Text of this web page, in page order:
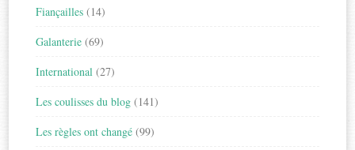
Fiançailles (14)
Galanterie (69)
International (27)
Les coulisses du blog (141)
Les règles ont changé (99)